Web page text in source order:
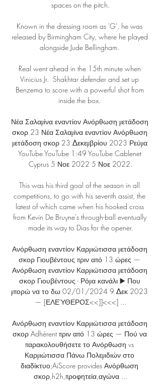
spaces on the pitch.
Known in the dressing room as 'G', he was
released by Birmingham City, where he played
alongside Jude Bellingham.
Real went ahead in the 15th minute when
Vinicius Jr.  Shakhtar defender and set up
Benzema to score with a powerful shot from
inside the box.
Νέα Σαλαμίνα εναντίον Ανόρθωση μετάδοση
σκορ 23 Νέα Σαλαμίνα εναντίον Ανόρθωση
μετάδοση σκορ 23 Δεκεμβρίου 2023 Ρεύμα
YouTube YouTube 1:49 YouTube Cablenet
Cyprus 5 Νοε 2022 5 Νοε 2022.
This was his third goal of the season in all
competitions, to go with his seventh assist, the
latest of which came when his hooked cross
from Kevin De Bruyne's through-ball eventually
made its way to Dias for the opener.
Ανόρθωση εναντίον Καρμιώτισσα μετάδοση
σκορ Γιουβέντους πριν από 13 ώρες —
Ανόρθωση εναντίον Καρμιώτισσα μετάδοση
σκορ Γιουβέντους - Ρόμα κανάλι ▶️ Που
μπορώ να το δω 02/01/2024 9 Δεκ 2023
— [ΕΛΕΎΘΕΡΟΣ<<]]<<<] ...
Ανόρθωση εναντίον Καρμιώτισσα μετάδοση
σκορ Adhérent πριν από 13 ώρες — Πού να
παρακολουθήσετε το Ανόρθωση vs
Καρμιώτισσα Πάνω Πολεμιδιών στο
διαδίκτυο;AiScore provides Ανόρθωση
σκορ,h2h,προφητεία,αγώνα ...